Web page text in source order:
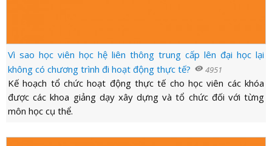
Vì sao học viên học hệ liên thông trung cấp lên đại học lại
không có chương trình đi hoạt động thực tế? visibility 4951
Kế hoạch tổ chức hoạt động thực tế cho học viên các khóa
được các khoa giảng dạy xây dựng và tổ chức đối với từng
môn học cụ thể.